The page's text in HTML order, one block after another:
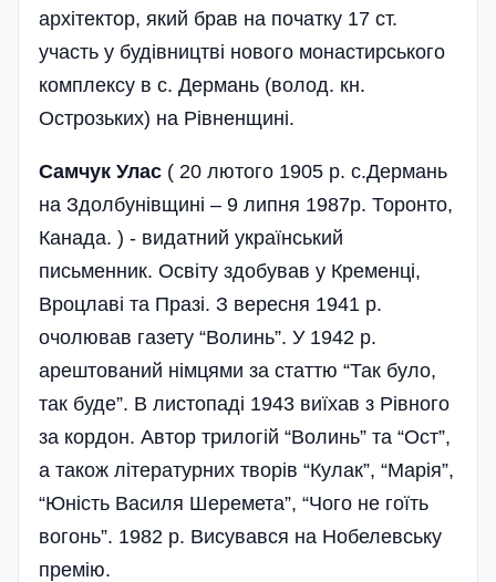
архітектор, який брав на початку 17 ст.
участь у будівництві нового монастирського
комплексу в с. Дермань (волод. кн.
Острозьких) на Рівненщині.
Самчук Улас ( 20 лютого 1905 р. с.Дермань
на Здолбунівщині – 9 липня 1987р. Торонто,
Канада. ) - видатний український
письменник. Освіту здобував у Кременці,
Вроцлаві та Празі. З вересня 1941 р.
очолював газету “Волинь”. У 1942 р.
арештований німцями за статтю “Так було,
так буде”. В листопаді 1943 виїхав з Рівного
за кордон. Автор трилогій “Волинь” та “Ост”,
а також літературних творів “Кулак”, “Марія”,
“Юність Василя Шеремета”, “Чого не гоїть
вогонь”. 1982 р. Висувався на Нобелевську
премію.